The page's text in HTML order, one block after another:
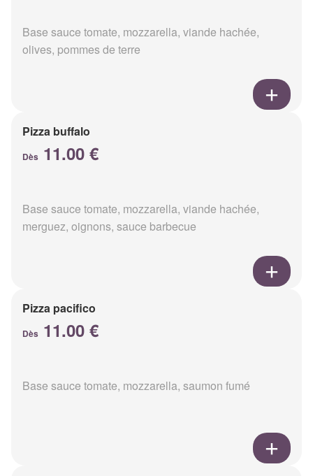
Base sauce tomate, mozzarella, viande hachée,
olives, pommes de terre
Pizza buffalo
Dès 11.00 €
Base sauce tomate, mozzarella, viande hachée,
merguez, oignons, sauce barbecue
Pizza pacifico
Dès 11.00 €
Base sauce tomate, mozzarella, saumon fumé